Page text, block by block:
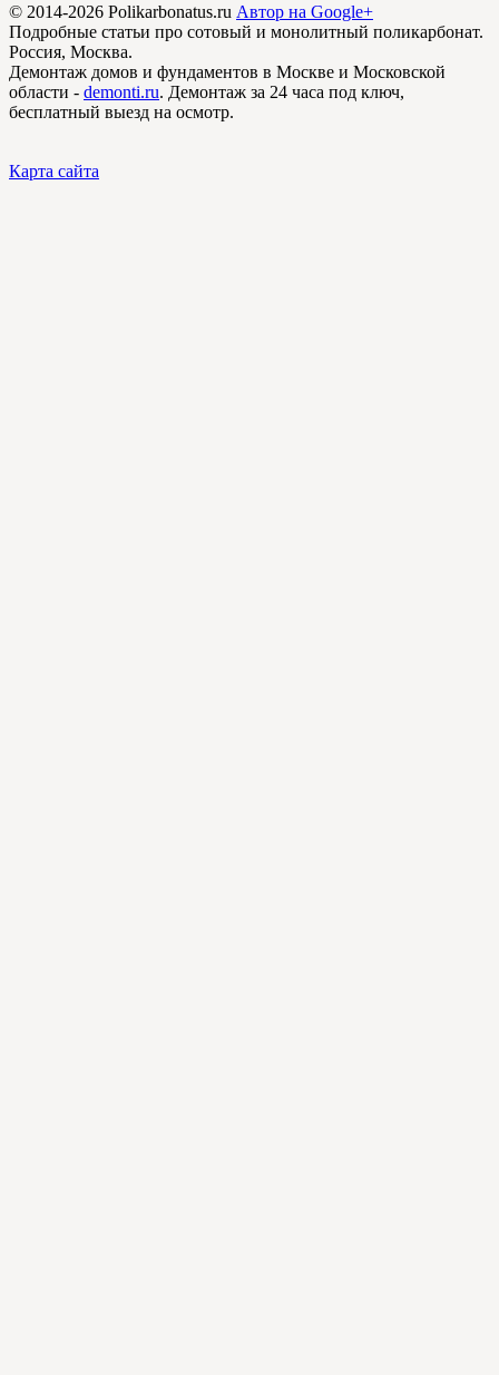
© 2014-2026 Polikarbonatus.ru Автор на Google+
Подробные статьи про сотовый и монолитный поликарбонат.
Россия, Москва.
Демонтаж домов и фундаментов в Москве и Московской
области - demonti.ru. Демонтаж за 24 часа под ключ,
бесплатный выезд на осмотр.
Карта сайта